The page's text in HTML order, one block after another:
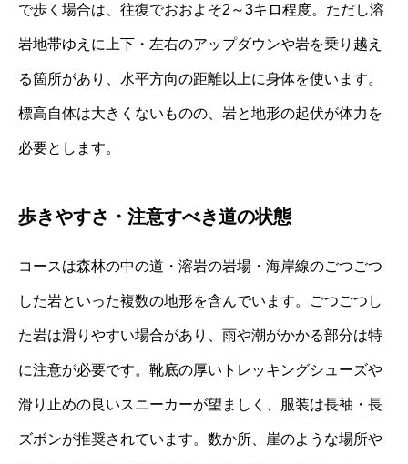
で歩く場合は、往復でおおよそ2～3キロ程度。ただし溶
岩地帯ゆえに上下・左右のアップダウンや岩を乗り越え
る箇所があり、水平方向の距離以上に身体を使います。
標高自体は大きくないものの、岩と地形の起伏が体力を
必要とします。
歩きやすさ・注意すべき道の状態
コースは森林の中の道・溶岩の岩場・海岸線のごつごつ
した岩といった複数の地形を含んでいます。ごつごつし
た岩は滑りやすい場合があり、雨や潮がかかる部分は特
に注意が必要です。靴底の厚いトレッキングシューズや
滑り止めの良いスニーカーが望ましく、服装は長袖・長
ズボンが推奨されています。数か所、崖のような場所や